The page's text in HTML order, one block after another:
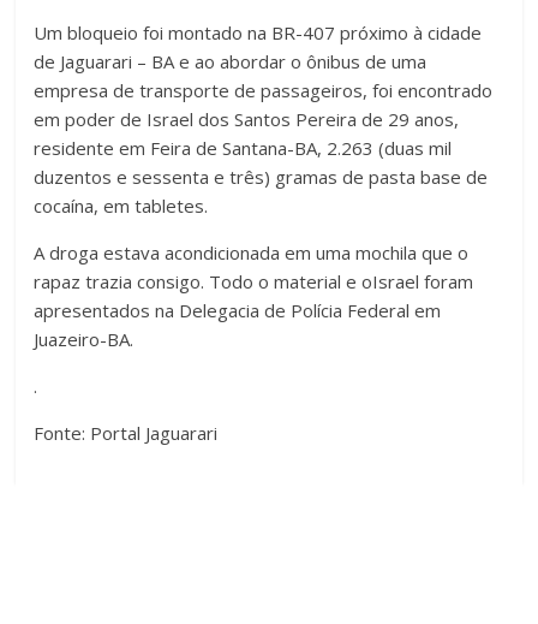
Um bloqueio foi montado na BR-407 próximo à cidade
de Jaguarari – BA e ao abordar o ônibus de uma
empresa de transporte de passageiros, foi encontrado
em poder de Israel dos Santos Pereira de 29 anos,
residente em Feira de Santana-BA, 2.263 (duas mil
duzentos e sessenta e três) gramas de pasta base de
cocaína, em tabletes.
A droga estava acondicionada em uma mochila que o
rapaz trazia consigo. Todo o material e oIsrael foram
apresentados na Delegacia de Polícia Federal em
Juazeiro-BA.
.
Fonte: Portal Jaguarari